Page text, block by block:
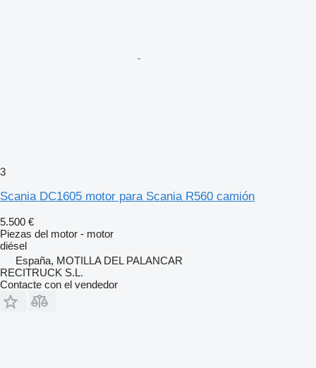
3
Scania DC1605 motor para Scania R560 camión
5.500 €
Piezas del motor - motor
diésel
España, MOTILLA DEL PALANCAR
RECITRUCK S.L.
Contacte con el vendedor